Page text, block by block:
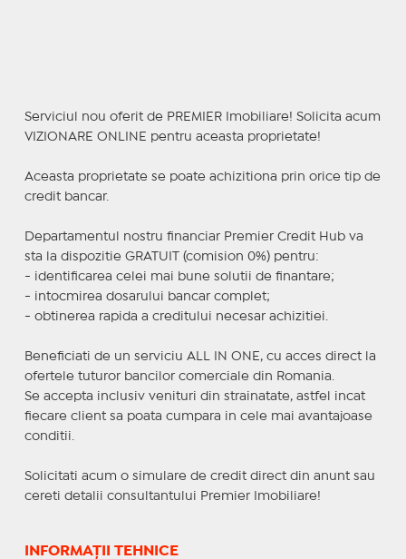
Serviciul nou oferit de PREMIER Imobiliare! Solicita acum
VIZIONARE ONLINE pentru aceasta proprietate!
Aceasta proprietate se poate achizitiona prin orice tip de
credit bancar.
Departamentul nostru financiar Premier Credit Hub va
sta la dispozitie GRATUIT (comision 0%) pentru:
- identificarea celei mai bune solutii de finantare;
- intocmirea dosarului bancar complet;
- obtinerea rapida a creditului necesar achizitiei.
Beneficiati de un serviciu ALL IN ONE, cu acces direct la
ofertele tuturor bancilor comerciale din Romania.
Se accepta inclusiv venituri din strainatate, astfel incat
fiecare client sa poata cumpara in cele mai avantajoase
conditii.
Solicitati acum o simulare de credit direct din anunt sau
cereti detalii consultantului Premier Imobiliare!
INFORMAȚII TEHNICE